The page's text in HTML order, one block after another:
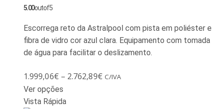
5.00out of 5
Escorrega reto da Astralpool com pista em poliéster e
fibra de vidro cor azul clara. Equipamento com tomada
de água para facilitar o deslizamento.
1.999,06€ – 2.762,89€ C/IVA
Ver opções
Vista Rápida